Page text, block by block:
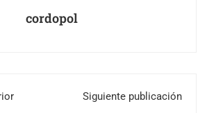
cordopol
Siguiente publicación